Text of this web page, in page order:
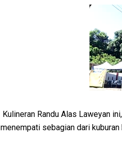
Kulineran Randu Alas Laweyan
menempati sebagian dari kuburan